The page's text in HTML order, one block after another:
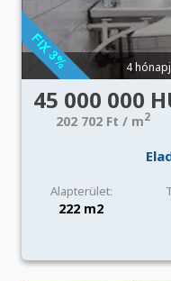
4
45 000 000
202 702 Ft / m2
Alapterület:
222 m2